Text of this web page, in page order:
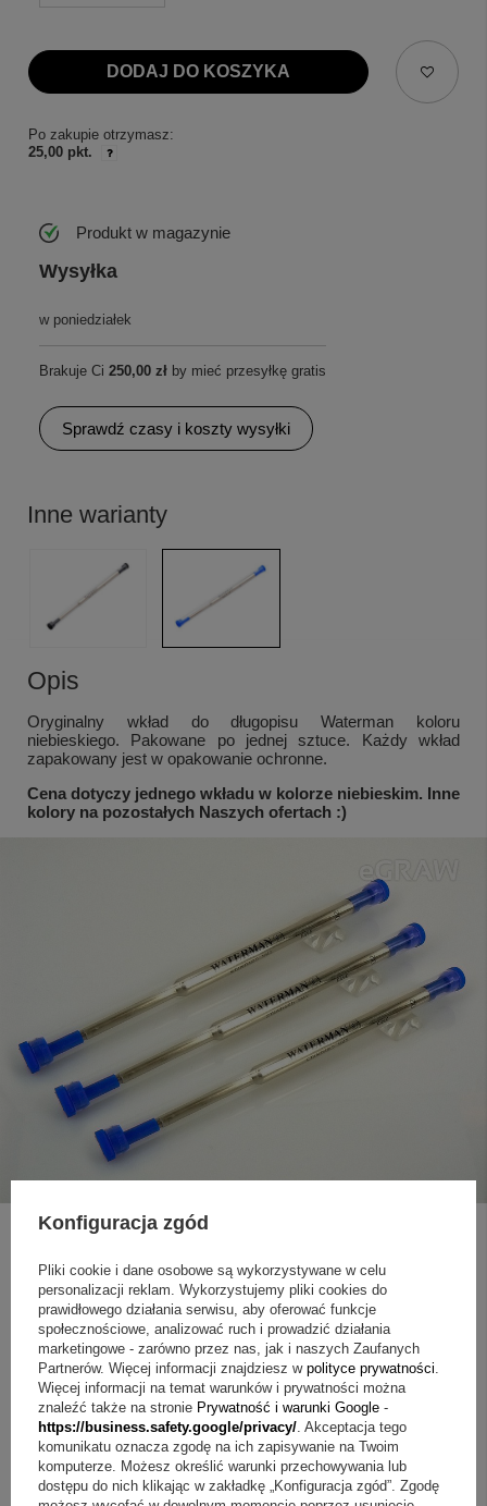
DODAJ DO KOSZYKA
Po zakupie otrzymasz:
25,00 pkt.
Produkt w magazynie
Wysyłka
w poniedziałek
Brakuje Ci 250,00 zł by mieć przesyłkę gratis
Sprawdź czasy i koszty wysyłki
Inne warianty
Opis
Oryginalny wkład do długopisu Waterman koloru
niebieskiego. Pakowane po jednej sztuce. Każdy wkład
zapakowany jest w opakowanie ochronne.
Cena dotyczy jednego wkładu w kolorze niebieskim. Inne
kolory na pozostałych Naszych ofertach :)
ZAPYTAJ O PRODUKT
Jeżeli powyższy opis jest dla Ciebie niewystarczający, prześlij nam
swoje pytanie odnośnie tego produktu. Postaramy się odpowiedzieć tak
szybko jak tylko będzie to możliwe.Dane są przetwarzane zgodnie z
polityką prywatności. Przesyłając je, akceptujesz jej postanowienia.
E-mail
Konfiguracja zgód
Pliki cookie i dane osobowe są wykorzystywane w celu
personalizacji reklam. Wykorzystujemy pliki cookies do
prawidłowego działania serwisu, aby oferować funkcje
społecznościowe, analizować ruch i prowadzić działania
marketingowe - zarówno przez nas, jak i naszych Zaufanych
Partnerów. Więcej informacji znajdziesz w polityce prywatności
Więcej informacji na temat warunków i prywatności można
znaleźć także na stronie Prywatność i warunki Google -
https://business.safety.google/privacy/ . Akceptacja tego
komunikatu oznacza zgodę na ich zapisywanie na Twoim
komputerze. Możesz określić warunki przechowywania lub
dostępu do nich klikając w zakładkę „Konfiguracja zgód”. Zgodę